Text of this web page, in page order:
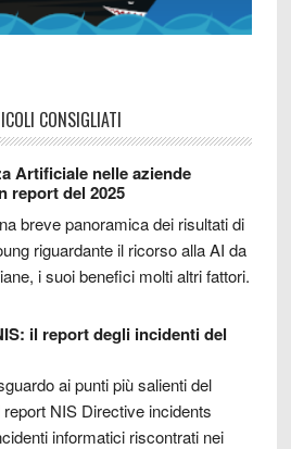
CONSIGLIATI
Artificiale nelle aziende
report del 2025
breve panoramica dei risultati di
riguardante il ricorso alla AI da
i suoi benefici molti altri fattori.
il report degli incidenti del
ai punti più salienti del
NIS Directive incidents
informatici riscontrati nei